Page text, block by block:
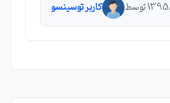
کاربر توسینسو